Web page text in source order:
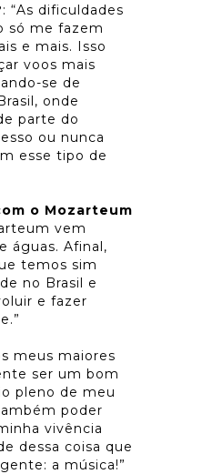
: “As dificuldades
só me fazem
e mais. Isso
voos mais
se de
onde
parte do
ou nunca
esse tipo de
o Mozarteum
vem
águas. Afinal,
temos sim
no Brasil e
e fazer
meus maiores
ser um bom
pleno de meu
poder
vivência
dessa coisa que
a música!”